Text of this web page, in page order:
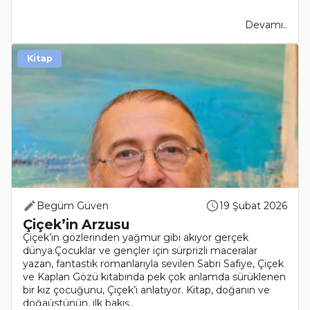
Devamı..
Begüm Güven 19 Şubat 2026
Çiçek’in Arzusu
Çiçek’in gözlerinden yağmur gibi akıyor gerçek
dünya.Çocuklar ve gençler için sürprizli maceralar
yazan, fantastik romanlarıyla sevilen Sabri Safiye, Çiçek
ve Kaplan Gözü kitabında pek çok anlamda sürüklenen
bir kız çocuğunu, Çiçek’i anlatıyor. Kitap, doğanın ve
doğaüstünün, ilk bakış..
Kitap